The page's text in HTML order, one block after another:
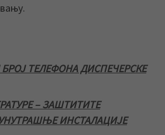
ТЕЛЕФОНА ДИСПЕЧЕРСКЕ
– ЗАШТИТИТЕ
ИНСТАЛАЦИЈЕ